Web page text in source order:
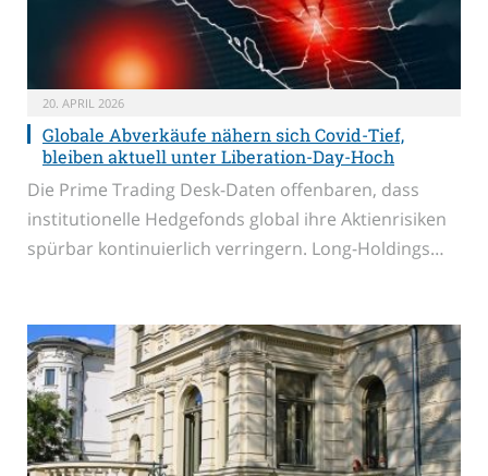
20. APRIL 2026
Globale Abverkäufe nähern sich Covid-Tief,
bleiben aktuell unter Liberation-Day-Hoch
Die Prime Trading Desk-Daten offenbaren, dass
institutionelle Hedgefonds global ihre Aktienrisiken
spürbar kontinuierlich verringern. Long-Holdings…